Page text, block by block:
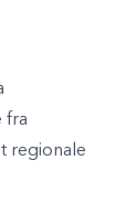
fra
regionale